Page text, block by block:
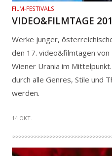
FILM-FESTIVALS
VIDEO&FILMTAGE
Werke junger,
den 17. video&filmtagen
Wiener Urania im
durch alle Genres, Stile und
werden.
14 OKT.